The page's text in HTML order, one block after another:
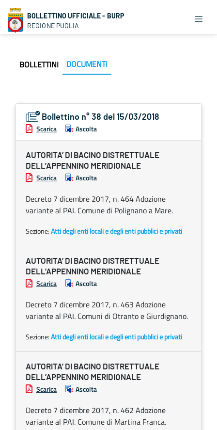
BOLLETTINO UFFICIALE - BURP
REGIONE PUGLIA
BOLLETTINI DOCUMENTI
Bollettino n° 38 del 15/03/2018
Scarica Ascolta
AUTORITA’ DI BACINO DISTRETTUALE
DELL’APPENNINO MERIDIONALE
Scarica Ascolta
Decreto 7 dicembre 2017, n. 464 Adozione
variante al PAI. Comune di Polignano a Mare.
Sezione:Atti degli enti locali e degli enti pubblici e privati
AUTORITA’ DI BACINO DISTRETTUALE
DELL’APPENNINO MERIDIONALE
Scarica Ascolta
Decreto 7 dicembre 2017, n. 463 Adozione
variante al PAI. Comuni di Otranto e Giurdignano.
Sezione:Atti degli enti locali e degli enti pubblici e privati
AUTORITA’ DI BACINO DISTRETTUALE
DELL’APPENNINO MERIDIONALE
Scarica Ascolta
Decreto 7 dicembre 2017, n. 462 Adozione
variante al PAI. Comune di Martina Franca.